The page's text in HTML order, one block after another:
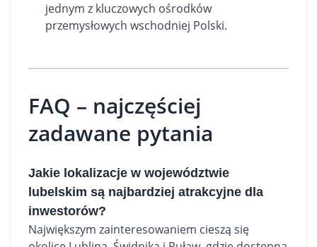
jednym z kluczowych ośrodków
przemysłowych wschodniej Polski.
FAQ – najczęściej
zadawane pytania
Jakie lokalizacje w województwie
lubelskim są najbardziej atrakcyjne dla
inwestorów?
Największym zainteresowaniem cieszą się